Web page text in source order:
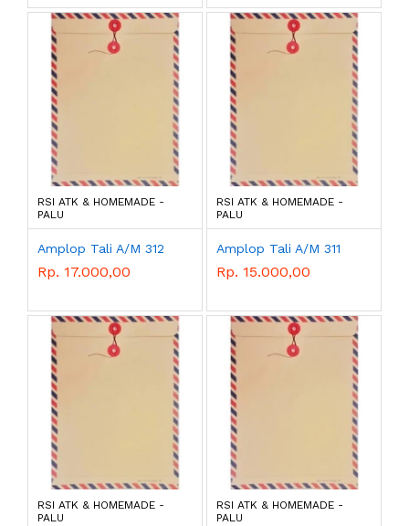
RSI ATK & HOMEMADE -
PALU
Amplop Tali A/M 312
Rp. 17.000,00
RSI ATK & HOMEMADE -
PALU
Amplop Tali A/M 311
Rp. 15.000,00
RSI ATK & HOMEMADE -
PALU
RSI ATK & HOMEMADE -
PALU